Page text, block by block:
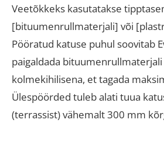
Veetõkkeks kasutatakse
[bituumenrullmaterjali] või
Pööratud katuse puhul soovitab
paigaldada bituumenrullmaterjali
kolmekihilisena, et tagada
Ülespöörded tuleb alati tuua
(terrassist) vähemalt 300 mm